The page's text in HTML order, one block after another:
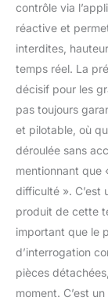
contrôle via
réactive et
interdites,
temps réel. La
décisif pour les
pas toujours
et pilotable, où
déroulée sans
mentionnant que
difficulté ». C’est
produit de cette
important que le
d’interrogation
pièces
moment. C’est